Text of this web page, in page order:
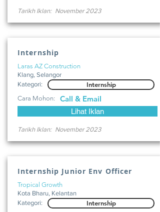
Tarikh Iklan: November 2023
Internship
Laras AZ Construction
Klang, Selangor
Kategori:
Internship
Cara Mohon: Call & Email
Lihat Iklan
Tarikh Iklan: November 2023
Internship Junior Env Officer
Tropical Growth
Kota Bharu, Kelantan
Kategori:
Internship